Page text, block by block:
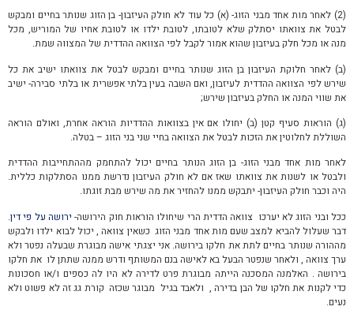
(2) לאחר מות אחד מבני הזוג- (א) כל עוד לא חולק העיזבון- בן הזוג שנותר בחיים ומבקש
לבטל את צוואתו יסתלק שלא לטובתו, לטובת ילדו או לטובת אחיו של המוריש, מכל
מנה או מכל חלק בעיזבון שהוא אמור לקבל לפי הצוואה ההדדית של המצווה שמת.
(ב) לאחר חלוקת העיזבון בן הזוג שנותר בחיים ומבקש לבטל את צוואתו ישיב את כל
שירש לפי הצוואה ההדדית לעיזבון, ואם השבה בעין בלתי אפשרית או בלתי סבירה- ישיב
את שווי המנה או החלק בעיזבון שירש;
(ג) הוראות סעיף קטן (ב) יחולו אם אין בצוואות ההדדיות הוראה אחרת, ואולם הוראה
השוללת לחלוטין את הזכות לבטל את הצוואה בחיי שני בני הזוג – בטלה.
לאחר מות אחד מבני הזוג- בן הזוג הנותר בחיים יכול להתחמק מההתחייבות ההדדית
ולבטל או לשנות את צוואתו שאז אם לא חולק העיזבון נדרשת ממנו הסתלקות כללית.
היה וכבר חולק העיזבון- יתבקש ממנו להחזיר את מה שירש מבת זוגתו.
ככל ובני הזוג לא יערכו צוואה הדדית הרי שיחולו הוראות חוק הירושה- ירושה על פי דין.
דבר שעלול להביא למצב שעם מות אחד מבני הזוג כשאין צוואה , יכול לבוא ילדו ולבקש
מההורה שנותר בחיים לתת את חלקו בירושה. אני יצגתי אישה מבוגרת שבעלה נפטר ולא
ערך צוואה , ולאחר שנפטר הבעל בא לאישה בנם המשותף ודרש ממנה שתתן לו את חלקו
בירושה . האלמנה המסכנה הייתה מבוגרת פרט לדירה לא היו לה כספים ו/או חסכונות
כדי לקנות את חלקו של הבן בדירה , ולאבד בגיל מבוגר שכזה קורת גג זה לא פשוט ולא
נעים.